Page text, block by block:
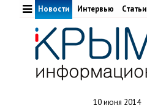
Новости Интервью Статьи
10 июня 2014